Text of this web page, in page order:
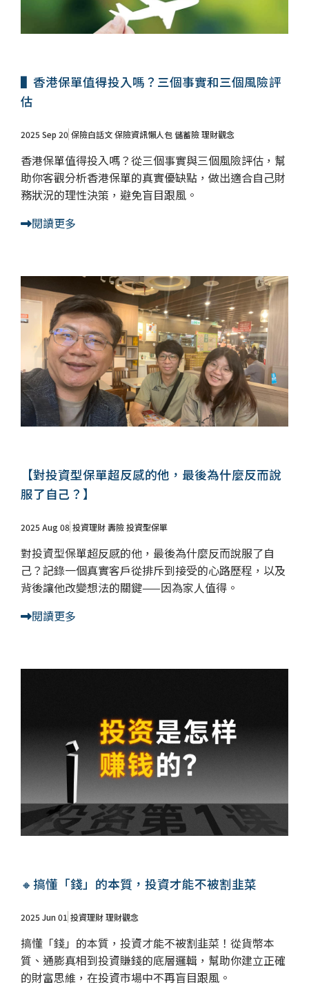
▌香港保單值得投入嗎？三個事實和三個風險評
估
2025 Sep 20 保險白話文保險資訊懶人包儲蓄險理財觀念
香港保單值得投入嗎？從三個事實與三個風險評估，幫
助你客觀分析香港保單的真實優缺點，做出適合自己財
務狀況的理性決策，避免盲目跟風。
閱讀更多
【對投資型保單超反感的他，最後為什麼反而說
服了自己？】
2025 Aug 08 投資理財壽險投資型保單
對投資型保單超反感的他，最後為什麼反而說服了自
己？記錄一個真實客戶從排斥到接受的心路歷程，以及
背後讓他改變想法的關鍵——因為家人值得。
閱讀更多
🔸搞懂「錢」的本質，投資才能不被割韭菜
2025 Jun 01 投資理財理財觀念
搞懂「錢」的本質，投資才能不被割韭菜！從貨幣本
質、通膨真相到投資賺錢的底層邏輯，幫助你建立正確
的財富思維，在投資市場中不再盲目跟風。